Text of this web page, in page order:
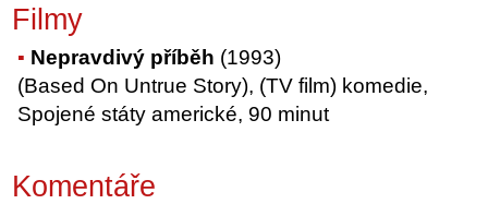
Filmy
Nepravdivý příběh (1993)
(Based On Untrue Story), (TV film) komedie,
Spojené státy americké, 90 minut
Komentáře